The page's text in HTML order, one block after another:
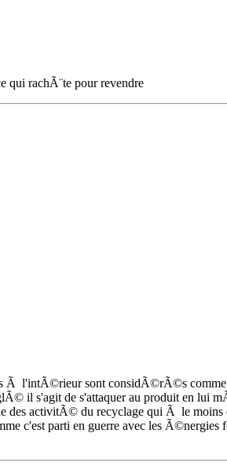
qui rachÃ¨te pour revendre
l'intÃ©rieur sont considÃ©rÃ©s comme
il s'agit de s'attaquer au produit en lui
des activitÃ© du recyclage qui Ã le
c'est parti en guerre avec les